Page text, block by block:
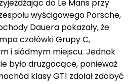
do Le Mans przy
wyścigowego Porsche,
Dauera pokazały, że
czołówki Grupy C,
i siódmym miejscu. Jednak
było druzgocące, ponieważ
klasy GT1 zdołał zdobyć